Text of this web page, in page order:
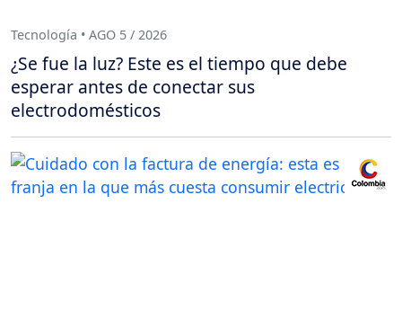
Tecnología • AGO 5 / 2026
¿Se fue la luz? Este es el tiempo que debe
esperar antes de conectar sus
electrodomésticos